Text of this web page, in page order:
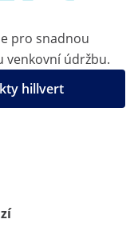
pro snadnou
venkovní údržbu.
hillvert